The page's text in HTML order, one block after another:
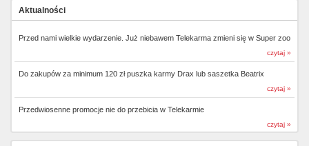
Aktualności
Przed nami wielkie wydarzenie. Już niebawem Telekarma zmieni się w Super zoo
czytaj »
Do zakupów za minimum 120 zł puszka karmy Drax lub saszetka Beatrix
czytaj »
Przedwiosenne promocje nie do przebicia w Telekarmie
czytaj »